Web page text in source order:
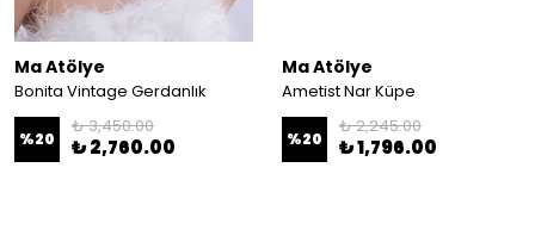
Ma Atölye
Bonita Vintage Gerdanlık
%20
₺ 3,450.00
₺ 2,760.00
Ma Atölye
Ametist Nar Küpe
%20
₺ 2,245.00
₺ 1,796.00